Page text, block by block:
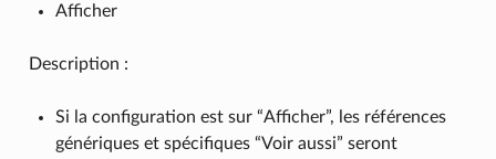
Afficher
Description :
Si la configuration est sur “Afficher”, les références
génériques et spécifiques “Voir aussi” seront